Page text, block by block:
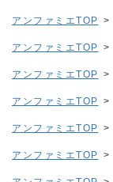
アンファミエTOP >
アンファミエTOP >
アンファミエTOP >
アンファミエTOP >
アンファミエTOP >
アンファミエTOP >